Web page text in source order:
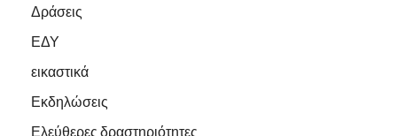
Δράσεις
ΕΔΥ
εικαστικά
Εκδηλώσεις
Ελεύθερες δραστηριότητες